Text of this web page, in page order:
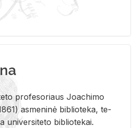
pro­fe­so­riaus Jo­a­chi­mo
as­me­ni­nė bi­b­lio­te­ka, te­
uni­ver­si­te­to bi­b­lio­te­kai.